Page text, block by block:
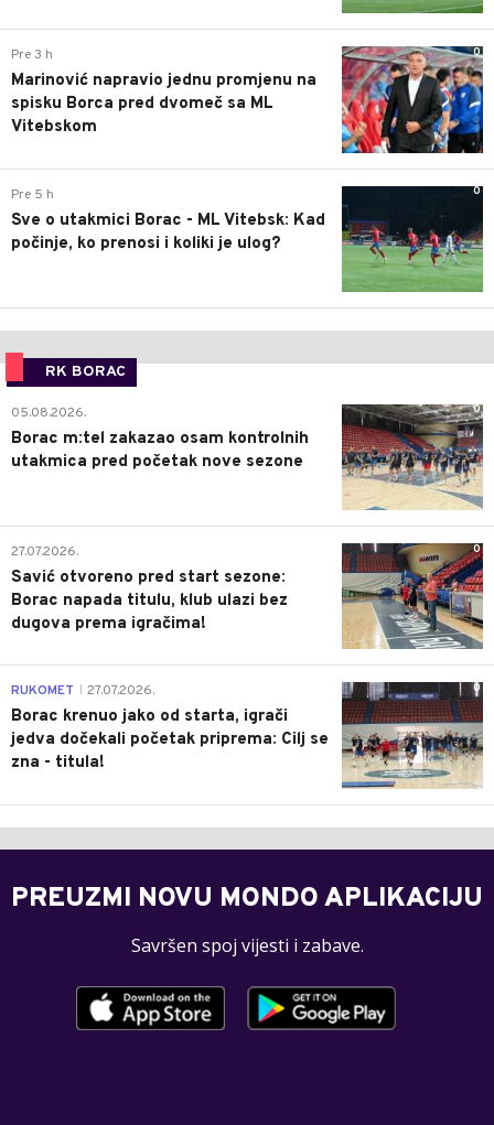
0
Pre 3 h
Marinović napravio jednu promjenu na
spisku Borca pred dvomeč sa ML
Vitebskom
0
Pre 5 h
Sve o utakmici Borac - ML Vitebsk: Kad
počinje, ko prenosi i koliki je ulog?
RK BORAC
0
05.08.2026.
Borac m:tel zakazao osam kontrolnih
utakmica pred početak nove sezone
0
27.07.2026.
Savić otvoreno pred start sezone:
Borac napada titulu, klub ulazi bez
dugova prema igračima!
0
RUKOMET 27.07.2026.
Borac krenuo jako od starta, igrači
jedva dočekali početak priprema: Cilj se
zna - titula!
PREUZMI NOVU MONDO APLIKACIJU
Savršen spoj vijesti i zabave.